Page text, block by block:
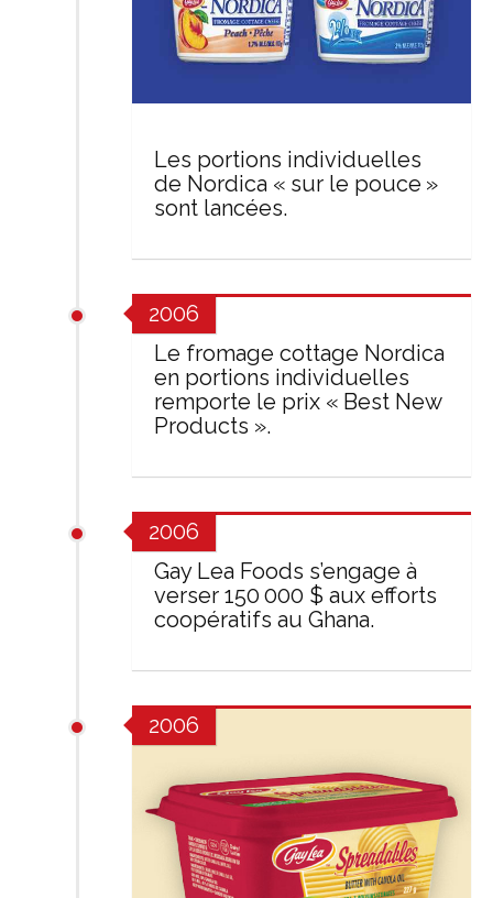
Les portions individuelles
de Nordica « sur le pouce »
sont lancées.
2006
Le fromage cottage Nordica
en portions individuelles
remporte le prix « Best New
Products ».
2006
Gay Lea Foods s’engage à
verser 150 000 $ aux efforts
coopératifs au Ghana.
2006